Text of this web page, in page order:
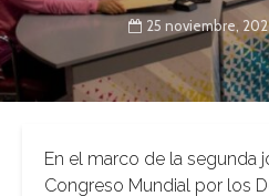
25 noviembre,
En el marco de la segunda
Congreso Mundial por los